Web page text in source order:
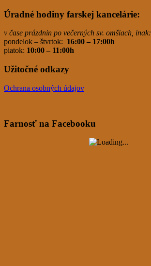
Úradné hodiny farskej kancelárie:
v čase prázdnin po večerných sv. omšiach, inak:
pondelok – štvrtok: 16:00 – 17:00h
piatok: 10:00 – 11:00h
Užitočné odkazy
Ochrana osobných údajov
Farnosť na Facebooku